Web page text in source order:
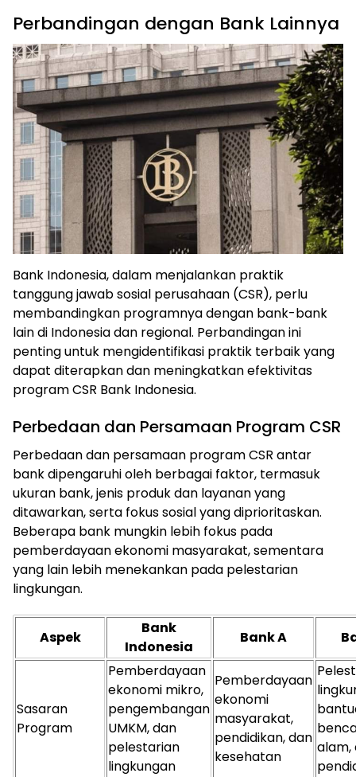
Perbandingan dengan Bank Lainnya
Bank Indonesia, dalam menjalankan praktik
tanggung jawab sosial perusahaan (CSR), perlu
membandingkan programnya dengan bank-bank
lain di Indonesia dan regional. Perbandingan ini
penting untuk mengidentifikasi praktik terbaik yang
dapat diterapkan dan meningkatkan efektivitas
program CSR Bank Indonesia.
Perbedaan dan Persamaan Program CSR
Perbedaan dan persamaan program CSR antar
bank dipengaruhi oleh berbagai faktor, termasuk
ukuran bank, jenis produk dan layanan yang
ditawarkan, serta fokus sosial yang diprioritaskan.
Beberapa bank mungkin lebih fokus pada
pemberdayaan ekonomi masyarakat, sementara
yang lain lebih menekankan pada pelestarian
lingkungan.
Aspek
Bank
Indonesia
Bank A
Sasaran
Program
Pemberdayaan
ekonomi mikro,
pengembangan
UMKM, dan
pelestarian
lingkungan
Pemberdayaan
ekonomi
masyarakat,
pendidikan, dan
kesehatan
alam,